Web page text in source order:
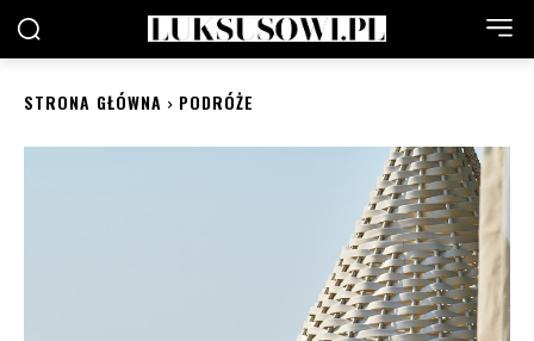
STRONA GŁÓWNA PODRÓŻE